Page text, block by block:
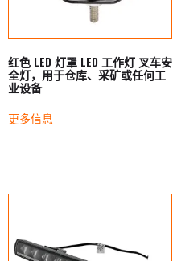
红色 LED 灯罩 LED 工作灯 叉车安
全灯，用于仓库、采矿或任何工
业设备
更多信息